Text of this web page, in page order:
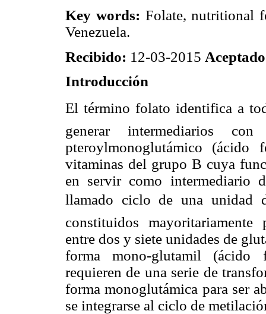
Key words: Folate, nutritional
Venezuela.
Recibido: 12-03-2015
Introducción
El término folato identifica a
generar intermediarios
pteroylmonoglutámico
vitaminas del grupo B cuya
en servir como intermediario
llamado ciclo de una unidad
constituidos mayoritariamente
entre dos y siete unidades de
forma mono-glutamil (ácido
requieren de una serie de
forma monoglutámica para ser
se integrarse al ciclo de